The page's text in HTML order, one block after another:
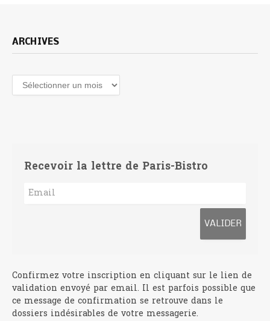
ARCHIVES
Archives
Recevoir la lettre de Paris-Bistro
Confirmez votre inscription en cliquant sur le lien de
validation envoyé par email. Il est parfois possible que
ce message de confirmation se retrouve dans le
dossiers indésirables de votre messagerie.